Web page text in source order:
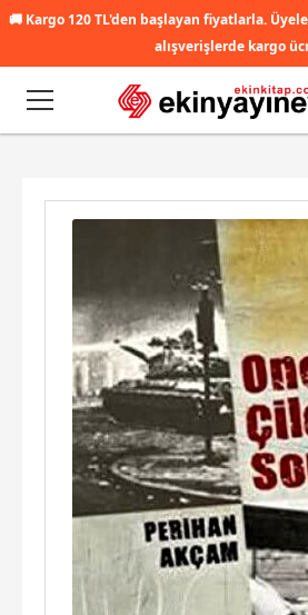
🚚 Kargo 120 TL'den başlayan fiyatlarla.
alışverişlerde kargo